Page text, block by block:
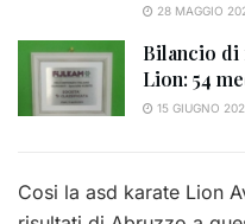
28 MAGGIO
Bilancio di
Lion: 54
15 GIUGNO
Cosi la asd karate Lion